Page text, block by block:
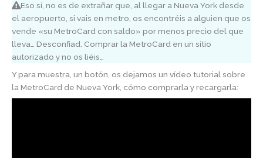
Eso sí, no es de extrañar que, al llegar a Nueva York desde
el aeropuerto, si vais en metro, os encontréis a alguien que os
vende «su MetroCard con saldo» por menos precio del que
lleva… Desconfiad. Comprar la MetroCard en un sitio
autorizado y no os liéis…
Y para muestra, un botón, os dejamos un vídeo tutorial sobre
la MetroCard de Nueva York, cómo comprarla y recargarla: